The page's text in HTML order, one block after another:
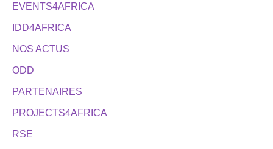
EVENTS4AFRICA
IDD4AFRICA
NOS ACTUS
ODD
PARTENAIRES
PROJECTS4AFRICA
RSE